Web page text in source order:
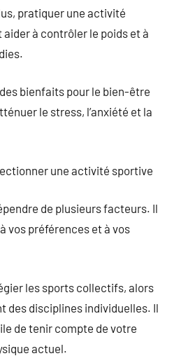
pratiquer une activité
à contrôler le poids et à
bienfaits pour le bien-être
le stress, l’anxiété et la
une activité sportive
de plusieurs facteurs. Il
vos préférences et à vos
les sports collectifs, alors
des disciplines individuelles. Il
de tenir compte de votre
actuel.